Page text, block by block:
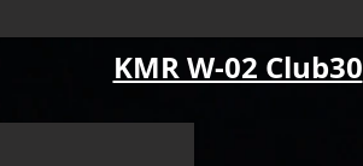
KMR W-02 Club30